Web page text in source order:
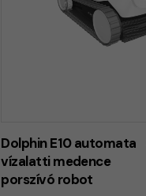
Dolphin E10 automata
vízalatti medence
porszívó robot